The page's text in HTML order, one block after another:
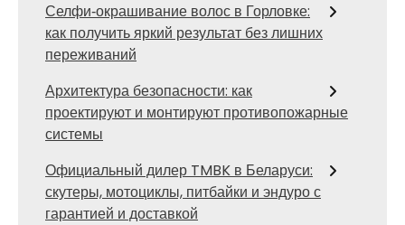
Селфи‑окрашивание волос в Горловке:
как получить яркий результат без лишних
переживаний
Архитектура безопасности: как
проектируют и монтируют противопожарные
системы
Официальный дилер TMBK в Беларуси:
скутеры, мотоциклы, питбайки и эндуро с
гарантией и доставкой